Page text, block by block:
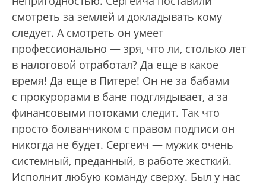
смотреть за землей и докладывать кому
следует. А смотреть он умеет
профессионально — зря, что ли, столько лет
в налоговой отработал? Да еще в какое
время! Да еще в Питере! Он не за бабами
с прокурорами в бане подглядывает, а за
финансовыми потоками следит. Так что
просто болванчиком с правом подписи он
никогда не будет. Сергеич — мужик очень
системный, преданный, в работе жесткий.
Исполнит любую команду сверху. Был у нас